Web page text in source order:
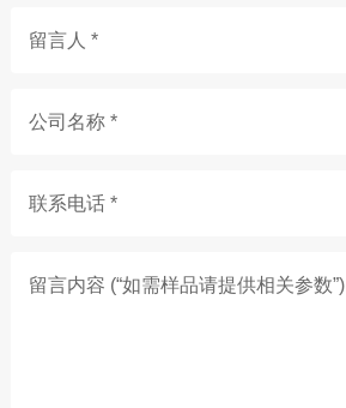
留言人 *
公司名称 *
联系电话 *
留言内容 (“如需样品请提供相关参数”)